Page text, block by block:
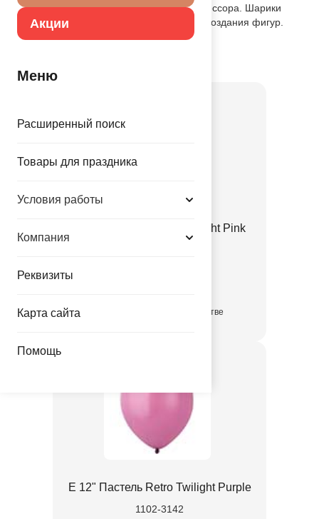
Акции
Меню
Расширенный поиск
Товары для праздника
Условия работы
Компания
Реквизиты
Карта сайта
Помощь
при помощи ручного насоса или компрессора. Шарики
используются для плетения гирлянд и создания фигур.
Е 12" Пастель Retro Twilight Pink
в достаточном количестве
Е 12" Пастель Retro Twilight Purple
1102-3142